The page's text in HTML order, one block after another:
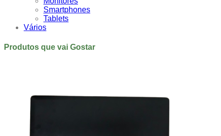
Smartphones
Tablets
Vários
Produtos que vai Gostar